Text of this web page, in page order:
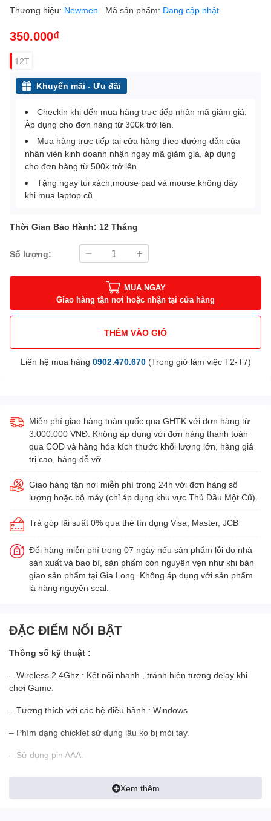
Thương hiệu: Newmen Mã sản phẩm: Đang cập nhật
350.000₫
12T
Khuyến mãi - Ưu đãi
Checkin khi đến mua hàng trực tiếp nhận mã giảm giá.
Áp dụng cho đơn hàng từ 300k trở lên.
Mua hàng trực tiếp tại cửa hàng theo dướng dẫn của
nhân viên kinh doanh nhận ngay mã giảm giá, áp dụng
cho đơn hàng từ 500k trở lên.
Tặng ngay túi xách,mouse pad và mouse không dây
khi mua laptop cũ.
Thời Gian Bảo Hành: 12 Tháng
Số lượng:
MUA NGAY
Giao hàng tận nơi hoặc nhận tại cửa hàng
THÊM VÀO GIỎ
Liên hệ mua hàng 0902.470.670(Trong giờ làm việc T2-T7)
Miễn phí giao hàng toàn quốc qua GHTK với đơn hàng từ
3.000.000 VNĐ. Không áp dụng với đơn hàng thanh toán
qua COD và hàng hóa kích thước khối lượng lớn, hàng giá
trị cao, hàng dễ vỡ..
Giao hàng tận nơi miễn phí trong 24h với đơn hàng số
lượng hoặc bộ máy (chỉ áp dụng khu vực Thủ Dầu Một Cũ).
Trả góp lãi suất 0% qua thẻ tín dụng Visa, Master, JCB
Đổi hàng miễn phí trong 07 ngày nếu sản phẩm lỗi do nhà
sản xuất và bao bì, sản phẩm còn nguyên vẹn như khi bàn
giao sản phẩm tại Gia Long. Không áp dụng với sản phẩm
là hàng nguyên seal.
ĐẶC ĐIỂM NỔI BẬT
Thông số kỹ thuật :
– Wireless 2.4Ghz : Kết nối nhanh , tránh hiện tượng delay khi
chơi Game.
– Tương thích với các hệ điều hành : Windows
– Phím dạng chicklet sử dụng lâu ko bị mỏi tay.
– Sử dụng pin AAA.
– Mouse : 3 mức chỉnh DPI (Max 1600) , độ bền 10 triệu lần nhấn
– Màu sắc : Trắng / Hồng
Xem thêm